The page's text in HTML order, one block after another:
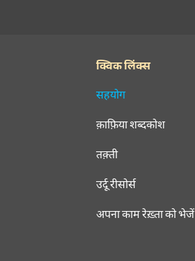
क्विक लिंक्स
सहयोग
क़ाफ़िया शब्दकोश
तक़्ती
उर्दू रीसोर्स
अपना काम रेख़्ता को भेजें